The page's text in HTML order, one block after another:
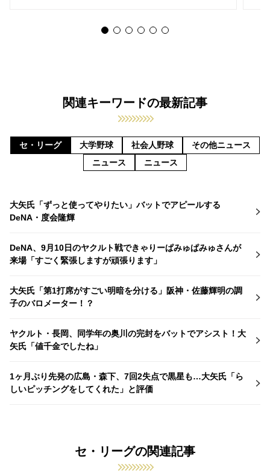
関連キーワードの最新記事
セ・リーグ 大学野球 社会人野球
その他ニュース
ニュース
ニュース
大矢氏「ずっと使ってやりたい」バットでアピールする
DeNA・度会隆輝
DeNA、9月10日のヤクルト戦できゃりーぱみゅぱみゅさんが
来場「すごく緊張しますが頑張ります」
大矢氏「第1打席がすごい明暗を分ける」阪神・佐藤輝明の調
子のバロメーター！？
ヤクルト・長岡、同学年の奥川の完封をバットでアシスト！大
矢氏「値千金でしたね」
1ヶ月ぶり先発の広島・森下、7回2失点で黒星も…大矢氏「ら
しいピッチングをしてくれた」と評価
セ・リーグの関連記事